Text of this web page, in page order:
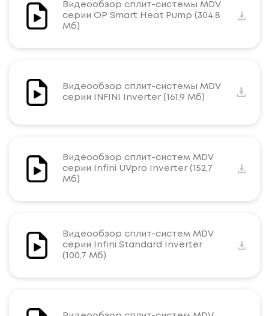
Видеообзор сплит-системы MDV
серии OP Smart Heat Pump (304,8
Мб)
Видеообзор сплит-системы MDV
серии INFINI Inverter (161,9 Мб)
Видеообзор сплит-систем MDV
серии Infini UVpro Inverter (152,7
Мб)
Видеообзор сплит-систем MDV
серии Infini Standard Inverter
(100,7 Мб)